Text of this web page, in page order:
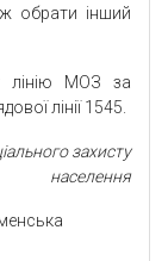
ж обрати інший
лінію МОЗ за
лінії 1545.
захисту
населення